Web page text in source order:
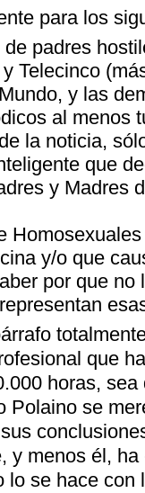
para los
padres
Telecinco
y las
al menos
la noticia,
que
y Madres
y/o que
por que no
que
horas,
Polaino se
y menos él,
lo se hace